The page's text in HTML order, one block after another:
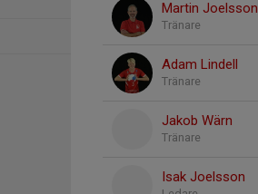
Martin Joelsson
Tränare
Adam Lindell
Tränare
Jakob Wärn
Tränare
Isak Joelsson